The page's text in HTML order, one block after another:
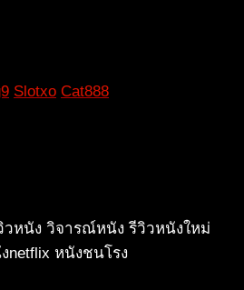
Slotxo Cat888
วหนัง วิจารณ์หนัง รีวิวหนังใหม่
netflix หนังชนโรง